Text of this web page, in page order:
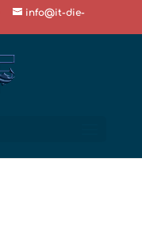
info@it-die-